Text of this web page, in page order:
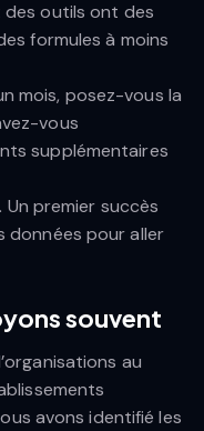
outils ont des
formules à moins
mois, posez-vous la
vous
supplémentaires
Un premier succès
données pour aller
souvent
au
avons identifié les